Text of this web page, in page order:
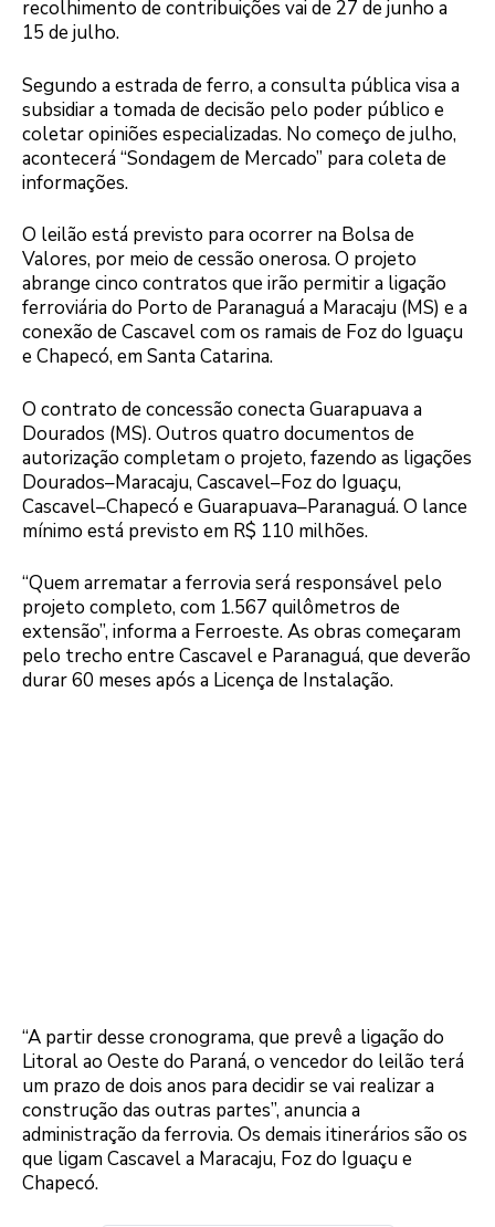
recolhimento de contribuições vai de 27 de junho a
15 de julho.
Segundo a estrada de ferro, a consulta pública visa a
subsidiar a tomada de decisão pelo poder público e
coletar opiniões especializadas. No começo de julho,
acontecerá “Sondagem de Mercado” para coleta de
informações.
O leilão está previsto para ocorrer na Bolsa de
Valores, por meio de cessão onerosa. O projeto
abrange cinco contratos que irão permitir a ligação
ferroviária do Porto de Paranaguá a Maracaju (MS) e a
conexão de Cascavel com os ramais de Foz do Iguaçu
e Chapecó, em Santa Catarina.
O contrato de concessão conecta Guarapuava a
Dourados (MS). Outros quatro documentos de
autorização completam o projeto, fazendo as ligações
Dourados–Maracaju, Cascavel–Foz do Iguaçu,
Cascavel–Chapecó e Guarapuava–Paranaguá. O lance
mínimo está previsto em R$ 110 milhões.
“Quem arrematar a ferrovia será responsável pelo
projeto completo, com 1.567 quilômetros de
extensão”, informa a Ferroeste. As obras começaram
pelo trecho entre Cascavel e Paranaguá, que deverão
durar 60 meses após a Licença de Instalação.
“A partir desse cronograma, que prevê a ligação do
Litoral ao Oeste do Paraná, o vencedor do leilão terá
um prazo de dois anos para decidir se vai realizar a
construção das outras partes”, anuncia a
administração da ferrovia. Os demais itinerários são os
que ligam Cascavel a Maracaju, Foz do Iguaçu e
Chapecó.